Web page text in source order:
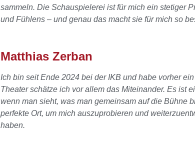
sammeln. Die Schauspielerei ist für mich ein stetiger
und Fühlens – und genau das macht sie für mich so
Matthias Zerban
Ich bin seit Ende 2024 bei der IKB und habe vorher
Theater schätze ich vor allem das Miteinander. Es ist
wenn man sieht, was man gemeinsam auf die Bühne
perfekte Ort, um mich auszuprobieren und
haben.